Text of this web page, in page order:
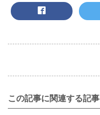
この記事に関連する記事